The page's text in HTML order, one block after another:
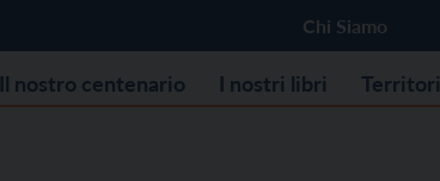
Chi Siamo
Il nostro centenario I nostri libri Territori